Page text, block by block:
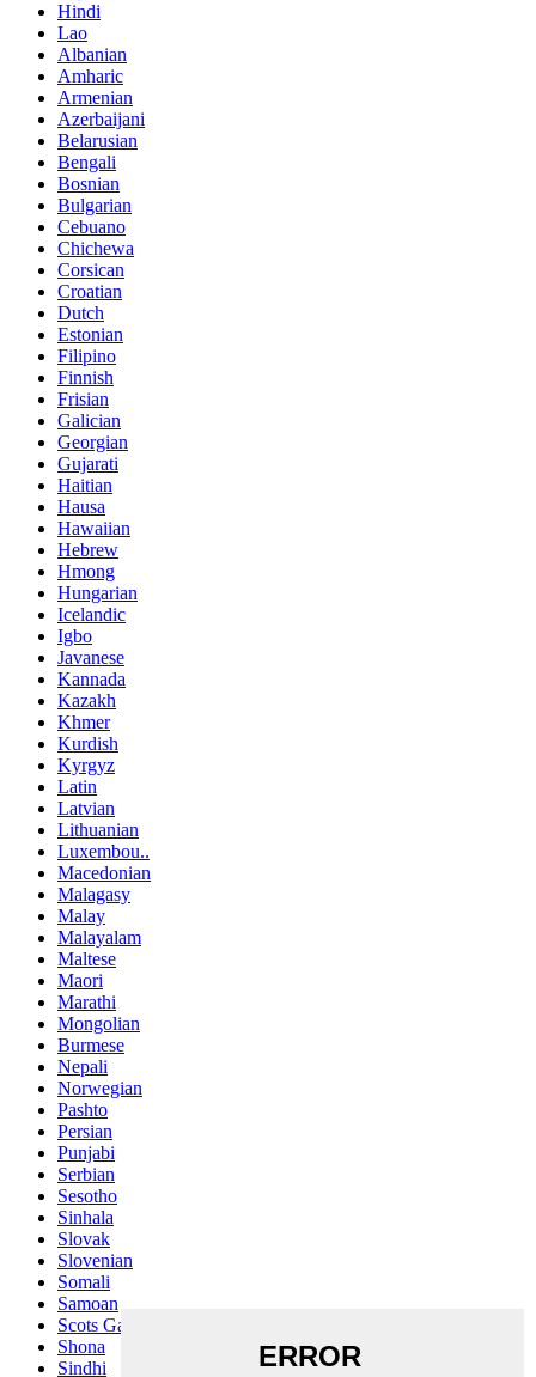
Hindi
Lao
Albanian
Amharic
Armenian
Azerbaijani
Belarusian
Bengali
Bosnian
Bulgarian
Cebuano
Chichewa
Corsican
Croatian
Dutch
Estonian
Filipino
Finnish
Frisian
Galician
Georgian
Gujarati
Haitian
Hausa
Hawaiian
Hebrew
Hmong
Hungarian
Icelandic
Igbo
Javanese
Kannada
Kazakh
Khmer
Kurdish
Kyrgyz
Latin
Latvian
Lithuanian
Luxembou..
Macedonian
Malagasy
Malay
Malayalam
Maltese
Maori
Marathi
Mongolian
Burmese
Nepali
Norwegian
Pashto
Persian
Punjabi
Serbian
Sesotho
Sinhala
Slovak
Slovenian
Somali
Samoan
Scots Gaelic
Shona
Sindhi